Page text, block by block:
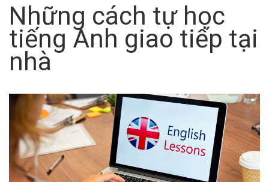
Những cách tự học
tiếng Anh giao tiếp tại
nhà